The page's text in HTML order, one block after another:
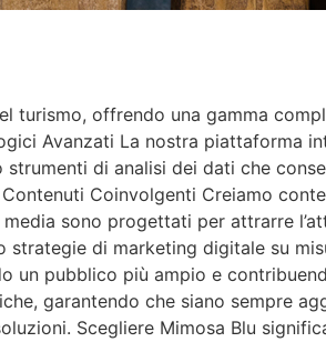
turismo, offrendo una gamma
Avanzati La nostra piattaforma
di analisi dei dati che
Coinvolgenti Creiamo
sono progettati per attrarre
di marketing digitale su
un pubblico più ampio e
garantendo che siano sempre
Scegliere Mimosa Blu